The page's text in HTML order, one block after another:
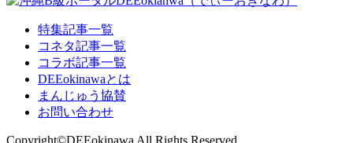
特集記事一覧
コネタ記事一覧
コラボ記事一覧
DEEokinawaとは
まんじゅう協賛
お問い合わせ